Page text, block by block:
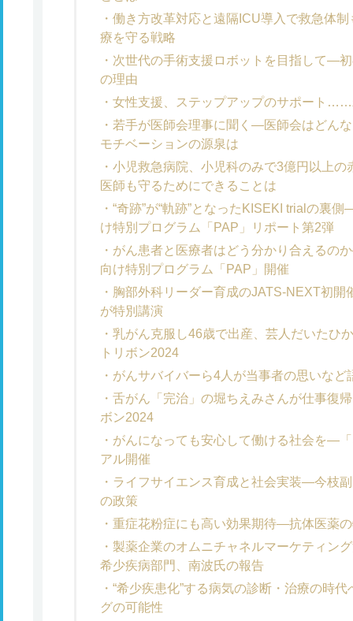
働き方改革対応と遠隔ICU導入で救急体
療を守る戦略
次世代の手術支援ロボットを目指して―
の理由
女性支援、ステップアップのサポート
若手が医師会理事に聞く―医師会はどん
モチベーションの源泉は
小児救急病院、小児科のみで3億円以上
医師も守るためにできることは
“奇跡”が“軌跡”となったKISEKI trialの裏
け特別プログラム「PAP」リポート第2弾
がん患者と医療者はどう分かり合えるの
向け特別プログラム「PAP」開催
胸部外科リーダー育成のJATS-NEXT初
が特別講演
乳がん克服し46歳で出産、芸人だいたひ
トリボン2024
がんサバイバーら4人が当事者の思いな
舌がん「完治」の堀ちえみさんが仕事復
ボン2024
がんになっても安心して働ける社会を―
アル開催
ライフサイエンス育成と社会実装―今枝
の政策
重症花粉症にも高い効果期待―抗体医薬
製薬企業のオムニチャネルマーケティ
希少疾病部門、南波氏の報告
“希少疾患化”する病気の診断・治療の時
グの可能性